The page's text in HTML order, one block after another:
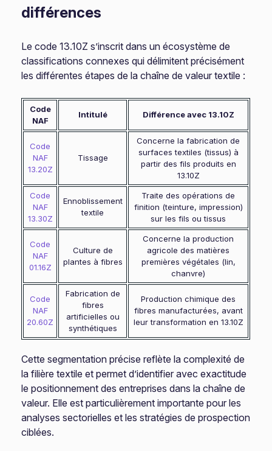
différences
Le code 13.10Z s’inscrit dans un écosystème de
classifications connexes qui délimitent précisément
les différentes étapes de la chaîne de valeur textile :
Code
NAF
Intitulé Différence avec 13.10Z
Code
NAF
13.20Z
Tissage
Concerne la fabrication de
surfaces textiles (tissus) à
partir des fils produits en
13.10Z
Code
NAF
13.30Z
Ennoblissement
textile
Traite des opérations de
finition (teinture, impression)
sur les fils ou tissus
Code
NAF
01.16Z
Culture de
plantes à fibres
Concerne la production
agricole des matières
premières végétales (lin,
chanvre)
Code
NAF
20.60Z
Fabrication de
fibres
artificielles ou
synthétiques
Production chimique des
fibres manufacturées, avant
leur transformation en 13.10Z
Cette segmentation précise reflète la complexité de
la filière textile et permet d’identifier avec exactitude
le positionnement des entreprises dans la chaîne de
valeur. Elle est particulièrement importante pour les
analyses sectorielles et les stratégies de prospection
ciblées.